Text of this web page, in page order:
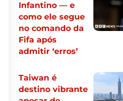
Infantino — e
como ele segue
no comando da
Fifa após
admitir ‘erros’
Taiwan é
destino vibrante